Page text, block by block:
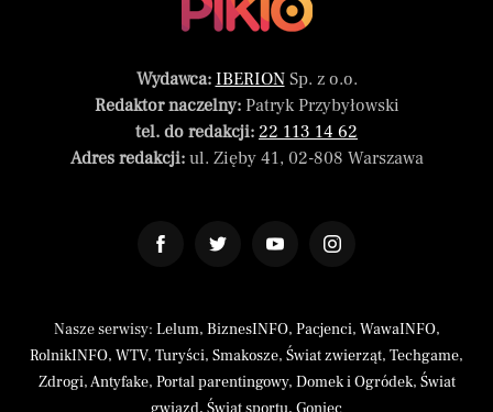
Wydawca: IBERIONSp. z o.o.
Redaktor naczelny:Patryk Przybyłowski
tel. do redakcji: 22 113 14 62
Adres redakcji:ul. Zięby 41, 02-808 Warszawa
Nasze serwisy: Lelum, BiznesINFO, Pacjenci, WawaINFO,
RolnikINFO, WTV, Turyści, Smakosze, Świat zwierząt, Techgame,
Zdrogi,Antyfake, Portal parentingowy, Domek i Ogródek, Świat